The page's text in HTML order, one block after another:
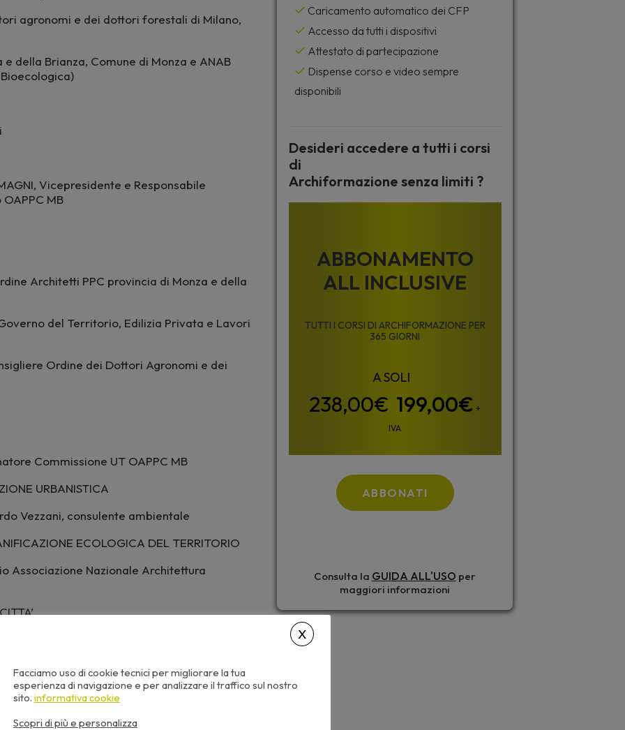
agronomi e dei dottori forestali di Milano,
della Brianza, Comune di Monza e ANAB
Vicepresidente e Responsabile
MB
Architetti PPC provincia di Monza e della
del Territorio, Edilizia Privata e Lavori
Ordine dei Dottori Agronomi e dei
Commissione UT OAPPC MB
URBANISTICA
Vezzani, consulente ambientale
ECOLOGICA DEL TERRITORIO
Associazione Nazionale Architettura
a contratto di “Botany and
CONSULTIVA ESTESA PER LA REVISIONE
Caricamento automatico dei CFP
Accesso da tutti i dispositivi
Attestato di partecipazione
Dispense corso e video sempre
disponibili
Desideri accedere a tutti i corsi
di
Archiformazione senza limiti ?
ABBONAMENTO
ALL INCLUSIVE
TUTTI I CORSI DI ARCHIFORMAZIONE PER
365 GIORNI
199,00€ +
IVA
ABBONATI
Consulta la GUIDA ALL'USO per
maggiori informazioni
Facciamo uso di cookie tecnici per migliorare la tua
esperienza di navigazione e per analizzare il traffico sul nostro
sito. informativa cookie
Scopri di più e personalizza